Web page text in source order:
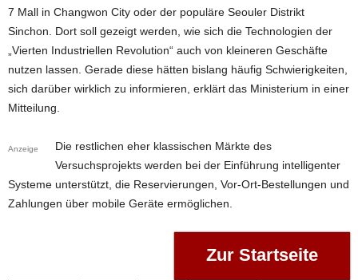
7 Mall in Changwon City oder der populäre Seouler Distrikt
Sinchon. Dort soll gezeigt werden, wie sich die Technologien der
„Vierten Industriellen Revolution“ auch von kleineren Geschäfte
nutzen lassen. Gerade diese hätten bislang häufig Schwierigkeiten,
sich darüber wirklich zu informieren, erklärt das Ministerium in einer
Mitteilung.
Anzeige
Die restlichen eher klassischen Märkte des
Versuchsprojekts werden bei der Einführung intelligenter
Systeme unterstützt, die Reservierungen, Vor-Ort-Bestellungen und
Zahlungen über mobile Geräte ermöglichen.
Zur Startseite